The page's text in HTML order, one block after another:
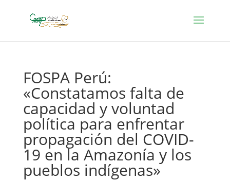
FOSPA Perú:
«Constatamos falta de
capacidad y voluntad
política para enfrentar
propagación del COVID-
19 en la Amazonía y los
pueblos indígenas»